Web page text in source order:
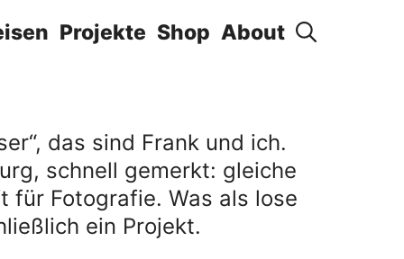
Projekte Shop About
das sind Frank und ich.
schnell gemerkt: gleiche
für Fotografie. Was als lose
ein Projekt.